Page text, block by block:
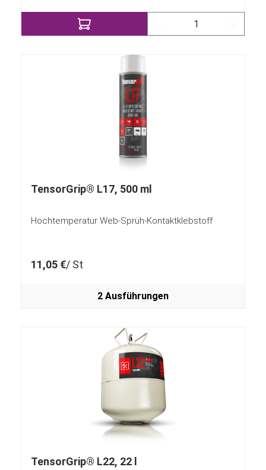
Produkt Anzahl:
TensorGrip® L17, 500 ml
Hochtemperatur Web-Sprüh-Kontaktklebstoff
11,05 €/ St
2 Ausführungen
TensorGrip® L22, 22 l